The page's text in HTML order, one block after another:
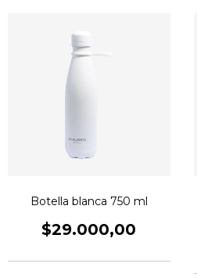
Botella blanca 750 ml
$29.000,00